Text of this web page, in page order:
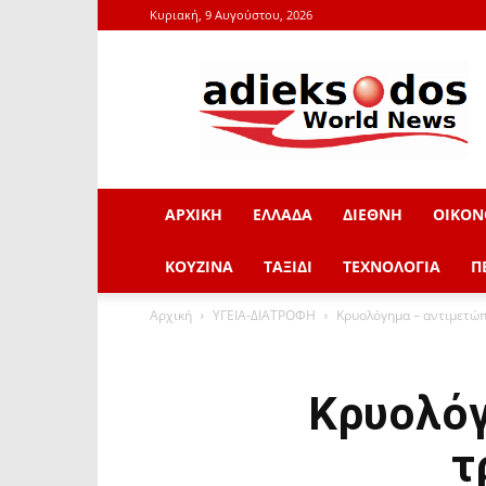
Κυριακή, 9 Αυγούστου, 2026
adieksodos.gr
ΑΡΧΙΚΗ ΕΛΛΑΔΑ ΔΙΕΘΝΗ
ΚΟΥΖΙΝΑ ΤΑΞΙΔΙ ΤΕΧΝΟΛΟΓΙΑ
Αρχική ΥΓΕΙΑ-ΔΙΑΤΡΟΦΗ Κρυολόγημα –